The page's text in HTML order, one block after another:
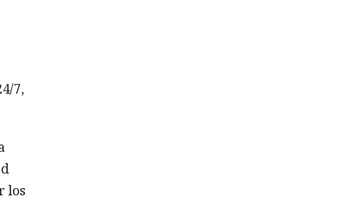
7,
los